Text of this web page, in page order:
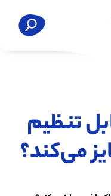
تنظیم
می‌کند؟